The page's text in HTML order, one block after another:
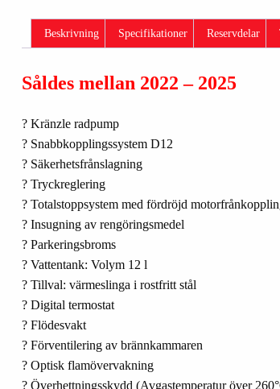
Beskrivning Specifikationer Reservdelar
Såldes mellan 2022 – 2025
? Kränzle radpump
? Snabbkopplingssystem D12
? Säkerhetsfrånslagning
? Tryckreglering
? Totalstoppsystem med fördröjd
? Insugning av rengöringsmedel
? Parkeringsbroms
? Vattentank: Volym 12 l
? Tillval: värmeslinga i rostfritt stål
? Digital termostat
? Flödesvakt
? Förventilering av brännkammaren
? Optisk flamövervakning
? Överhettningsskydd (Avgastemperatur över